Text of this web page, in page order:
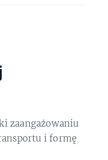
zaangażowaniu
i formę